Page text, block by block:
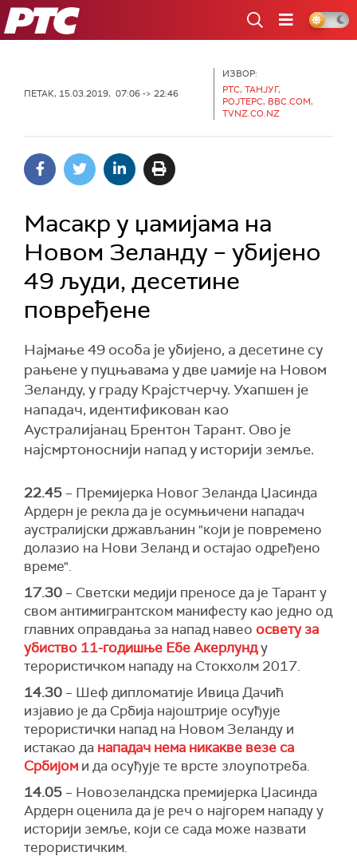
РТС
ПЕТАК, 15.03.2019, 07:06 -> 22:46
ИЗВОР:
РТС, ТАНЈУГ,
РОЈТЕРС, BBC.COM,
TVNZ.CO.NZ
Масакр у џамијама на
Новом Зеланду – убијено
49 људи, десетине
повређене
Најмање 49 особа је убијено, а десетине су
рањене у пуцњавама у две џамије на Новом
Зеланду, у граду Крајстчерчу. Ухапшен је
нападач, идентификован као
Аустралијанац Брентон Тарант. Ово је
најсмртоноснији напад у историји земље.
22.45 – Премијерка Новог Зеланда Џасинда
Ардерн je рекла да je осумњичени нападач
аустралијски држављанин "који је повремено
долазио на Нови Зеланд и остајао одређено
време".
17.30 – Светски медији преносе да је Тарант у
свом антимигрантском манифесту као једно од
главних оправдања за напад навео освету за
убиство 11-годишње Ебе Акерлунду
терористичком нападу на Стокхолм 2017.
14.30 – Шеф дипломатије Ивица Дачић
изјавио је да Србија најоштрије осуђује
терористички напад на Новом Зеланду и
истакао да нападач нема никакве везе са
Србијом и да осуђује те врсте злоупотреба.
14.05 – Новозеландска премијерка Џасинда
Ардерн оценила да је реч о најгорем нападу у
историји земље, који се сада може назвати
терористичким.